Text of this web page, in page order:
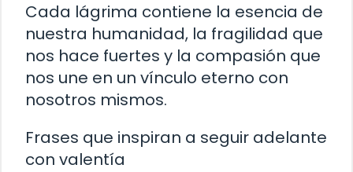
Cada lágrima contiene la esencia de
nuestra humanidad, la fragilidad que
nos hace fuertes y la compasión que
nos une en un vínculo eterno con
nosotros mismos.
Frases que inspiran a seguir adelante
con valentía